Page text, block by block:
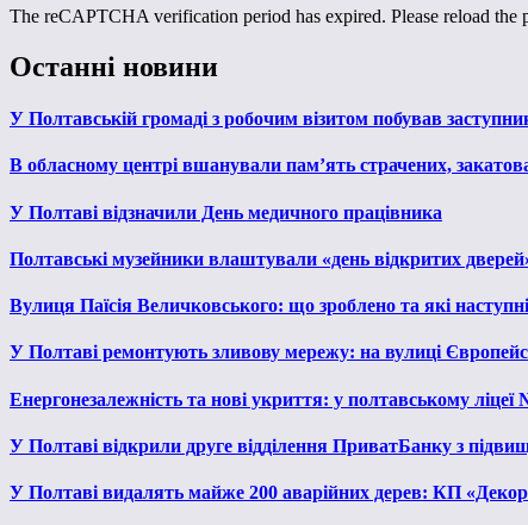
The reCAPTCHA verification period has expired. Please reload the
Останні новини
У Полтавській громаді з робочим візитом побував
В обласному центрі вшанували пам’ять страчених,
У Полтаві відзначили День медичного працівника
Полтавські музейники влаштували «день відкритих
Вулиця Паїсія Величковського: що зроблено та які
У Полтаві ремонтують зливову мережу: на вулиці
Енергонезалежність та нові укриття: у полтавському
У Полтаві відкрили друге відділення ПриватБанку з
У Полтаві видалять майже 200 аварійних дерев: КП